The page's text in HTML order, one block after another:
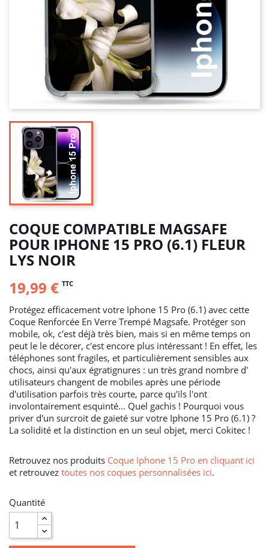
COQUE COMPATIBLE MAGSAFE
POUR IPHONE 15 PRO (6.1) FLEUR
LYS NOIR
19,99 € TTC
Protégez efficacement votre Iphone 15 Pro (6.1) avec cette
Coque Renforcée En Verre Trempé Magsafe. Protéger son
mobile, ok, c'est déjà très bien, mais si en même temps on
peut le le décorer, c'est encore plus intéressant ! En effet, les
téléphones sont fragiles, et particulièrement sensibles aux
chocs, ainsi qu'aux égratignures : un très grand nombre d'
utilisateurs changent de mobiles après une période
d'utilisation parfois très courte, parce qu'ils l'ont
involontairement esquinté... Quel gachis ! Pourquoi vous
priver d'un surcroit de gaieté sur votre Iphone 15 Pro (6.1) ?
La solidité et la distinction en un seul objet, merci Cokitec !
Retrouvez nos produits Coque Iphone 15 Pro en cliquant ici
et retrouvez toutes nos coques personnalisées ici.
Quantité